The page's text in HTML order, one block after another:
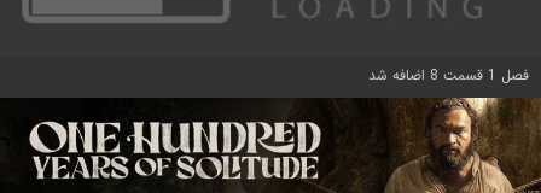
فصل 1 قسمت 8 اضافه شد